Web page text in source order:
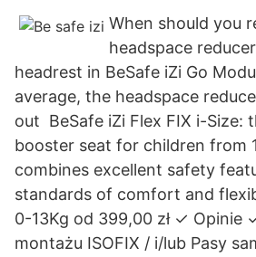
When should you
headspace
headrest in BeSafe iZi Go
average, the headspace
out BeSafe iZi Flex FIX i-Size:
booster seat for children from
combines excellent safety
standards of comfort and
0-13Kg od 399,00 zł ✓ Opinie
montażu ISOFIX / i/lub Pasy